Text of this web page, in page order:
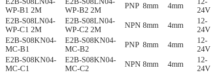
WP-B1 2M
WP-B2 2M
PNP 8mm 4mm
24V
E2B-S08LN04-
WP-C1 2M
E2B-S08LN04-
WP-C2 2M
NPN 8mm 4mm
12-
24V
E2B-S08KN04-
MC-B1
E2B-S08KN04-
MC-B2
PNP 8mm 4mm
12-
24V
E2B-S08KN04-
MC-C1
E2B-S08KN04-
MC-C2
NPN 8mm 4mm
12-
24V